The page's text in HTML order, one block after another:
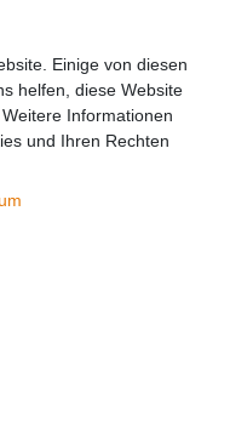
ich dieDaten­
Meine
widerrufen.**
ein Pflichtfeld.
Einige von diesen
helfen, diese Website
Informationen
und Ihren Rechten